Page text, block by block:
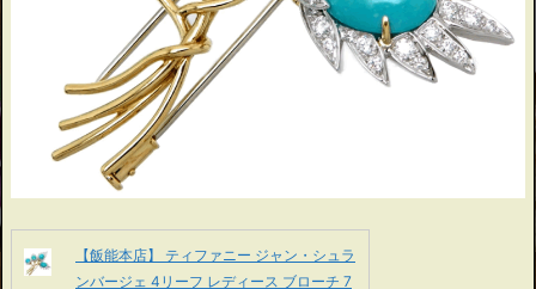
【飯能本店】 ティファニー ジャン・シュラ
ンバージェ 4リーフ レディース ブローチ 7